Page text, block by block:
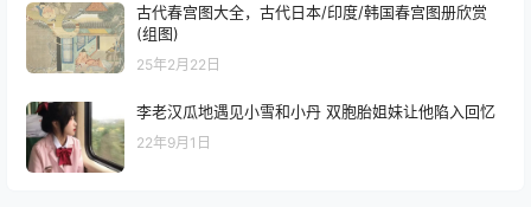
古代春宫图大全，古代日本/印度/韩国春宫图册欣赏
(组图)
25年2月22日
李老汉瓜地遇见小雪和小丹 双胞胎姐妹让他陷入回忆
22年9月1日